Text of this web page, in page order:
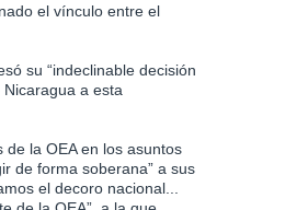
el vínculo entre el
su “indeclinable decisión
a esta
de la OEA en los asuntos
de forma soberana” a sus
el decoro nacional...